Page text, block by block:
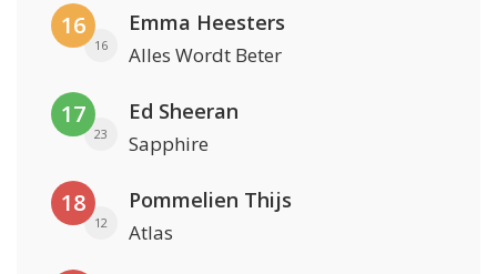
16
16
Emma Heesters
Alles Wordt Beter
17
23
Ed Sheeran
Sapphire
18
12
Pommelien Thijs
Atlas